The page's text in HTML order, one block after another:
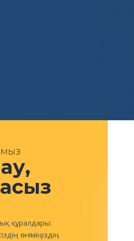
құралдары:
өніміңіздің